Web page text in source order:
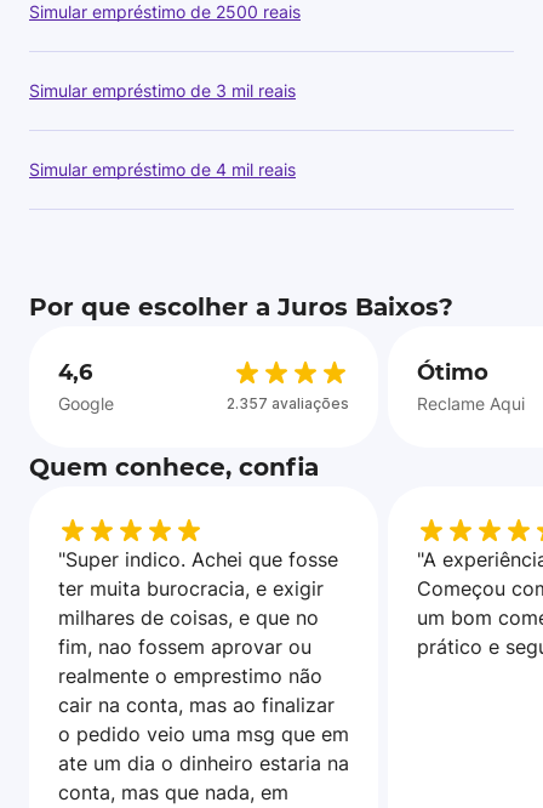
Simular empréstimo de 2500 reais
Simular empréstimo de 3 mil reais
Simular empréstimo de 4 mil reais
Por que escolher a Juros Baixos?
4,6
Google 2.357 avaliações
Ótimo
Reclame Aqui
Quem conhece, confia
"Super indico. Achei que fosse
ter muita burocracia, e exigir
milhares de coisas, e que no
fim, nao fossem aprovar ou
realmente o emprestimo não
cair na conta, mas ao finalizar
o pedido veio uma msg que em
ate um dia o dinheiro estaria na
conta, mas que nada, em
"A
Começou
um bom
prático e